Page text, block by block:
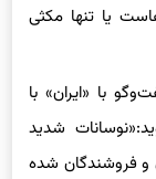
یا تنها مکثی
با «ایران» با
شدید
و فروشندگان شده